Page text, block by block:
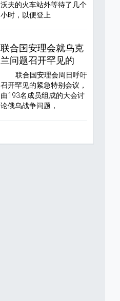
沃夫的火车站外等待了几个
小时，以便登上
联合国安理会就乌克
兰问题召开罕见的
联合国安理会周日呼吁
召开罕见的紧急特别会议，
由193名成员组成的大会讨
论俄乌战争问题，